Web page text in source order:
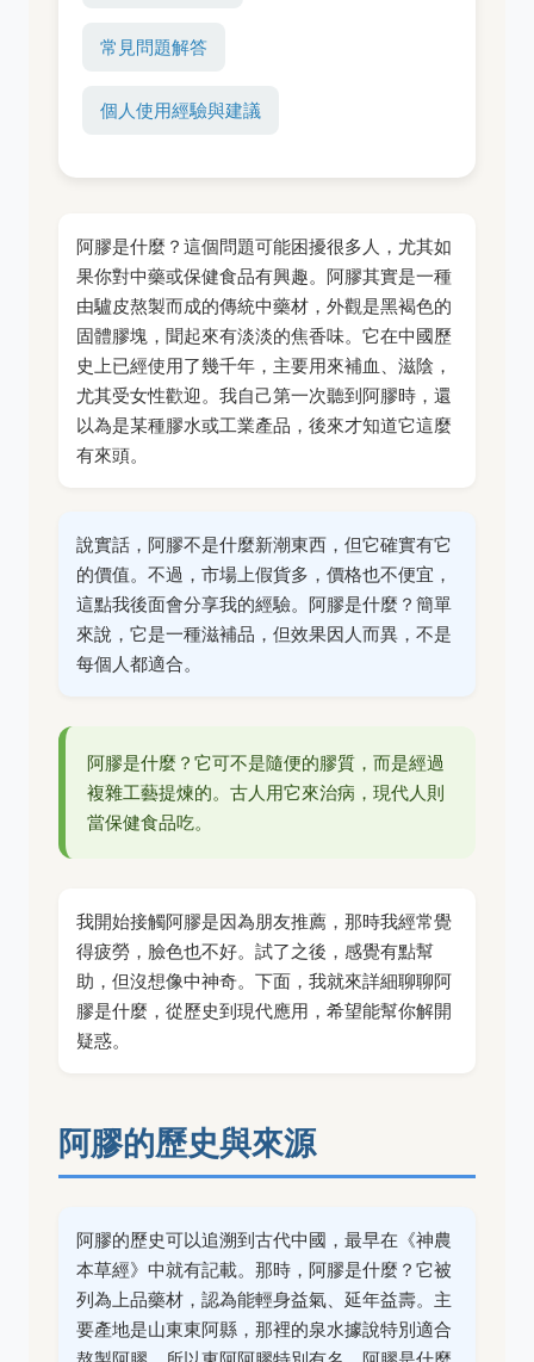
常見問題解答
個人使用經驗與建議
阿膠是什麼？這個問題可能困擾很多人，尤其如
果你對中藥或保健食品有興趣。阿膠其實是一種
由驢皮熬製而成的傳統中藥材，外觀是黑褐色的
固體膠塊，聞起來有淡淡的焦香味。它在中國歷
史上已經使用了幾千年，主要用來補血、滋陰，
尤其受女性歡迎。我自己第一次聽到阿膠時，還
以為是某種膠水或工業產品，後來才知道它這麼
有來頭。
說實話，阿膠不是什麼新潮東西，但它確實有它
的價值。不過，市場上假貨多，價格也不便宜，
這點我後面會分享我的經驗。阿膠是什麼？簡單
來說，它是一種滋補品，但效果因人而異，不是
每個人都適合。
阿膠是什麼？它可不是隨便的膠質，而是經過
複雜工藝提煉的。古人用它來治病，現代人則
當保健食品吃。
我開始接觸阿膠是因為朋友推薦，那時我經常覺
得疲勞，臉色也不好。試了之後，感覺有點幫
助，但沒想像中神奇。下面，我就來詳細聊聊阿
膠是什麼，從歷史到現代應用，希望能幫你解開
疑惑。
阿膠的歷史與來源
阿膠的歷史可以追溯到古代中國，最早在《神農
本草經》中就有記載。那時，阿膠是什麼？它被
列為上品藥材，認為能輕身益氣、延年益壽。主
要產地是山東東阿縣，那裡的泉水據說特別適合